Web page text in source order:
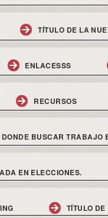
TÍTULO DE LA
ENLACESSS
RECURSOS
DONDE BUSCAR TRABAJO
EN ELECCIONES.
TÍTULO